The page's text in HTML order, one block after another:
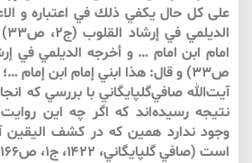
على كل حال يكفي ذلك في اعتباره و
ص۳۳) و قال: هذا ابني إمام ابن إمام
آيت‌‌الله صافي‌‌گلپايگاني با بررسي كه
نتيجه رسيده‌‌اند كه اگر چه اين
وجود ندارد همين كه در كشف اليقين
است (صافي گلپايگاني، ۱۴۲۲، ج۱، ص۱۶۶).